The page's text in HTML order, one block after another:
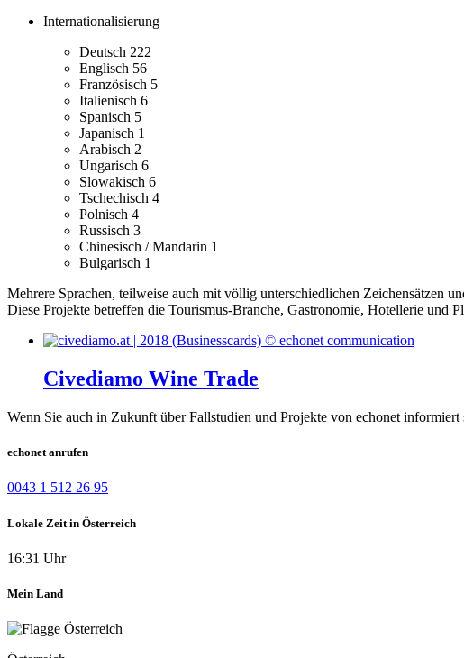
Internationalisierung
Deutsch 222
Englisch 56
Französisch 5
Italienisch 6
Spanisch 5
Japanisch 1
Arabisch 2
Ungarisch 6
Slowakisch 6
Tschechisch 4
Polnisch 4
Russisch 3
Chinesisch / Mandarin 1
Bulgarisch 1
Mehrere Sprachen, teilweise auch mit völlig unterschiedlichen Zeichensätzen
Diese Projekte betreffen die Tourismus-Branche, Gastronomie, Hotellerie und
Civediamo Wine Trade
Wenn Sie auch in Zukunft über Fallstudien und Projekte von echonet
echonet anrufen
0043 1 512 26 95
Lokale Zeit in Österreich
16:31 Uhr
Mein Land